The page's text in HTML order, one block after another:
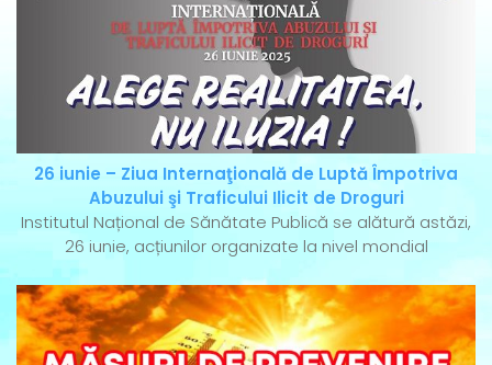
26 iunie – Ziua Internaţională de Luptă Împotriva
Abuzului şi Traficului Ilicit de Droguri
Institutul Național de Sănătate Publică se alătură astăzi,
26 iunie, acțiunilor organizate la nivel mondial